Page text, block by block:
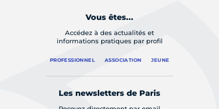
Vous êtes...
Accédez à des actualités et
informations pratiques par profil
PROFESSIONNEL ASSOCIATION JEUNE
Les newsletters de Paris